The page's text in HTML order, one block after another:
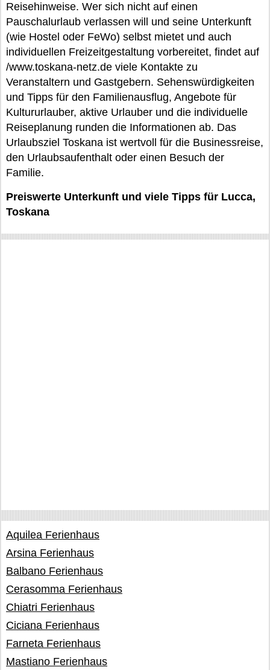
Reisehinweise. Wer sich nicht auf einen
Pauschalurlaub verlassen will und seine Unterkunft
(wie Hostel oder FeWo) selbst mietet und auch
individuellen Freizeitgestaltung vorbereitet, findet auf
/www.toskana-netz.de viele Kontakte zu
Veranstaltern und Gastgebern. Sehenswürdigkeiten
und Tipps für den Familienausflug, Angebote für
Kultururlauber, aktive Urlauber und die individuelle
Reiseplanung runden die Informationen ab. Das
Urlaubsziel Toskana ist wertvoll für die Businessreise,
den Urlaubsaufenthalt oder einen Besuch der
Familie.
Preiswerte Unterkunft und viele Tipps für Lucca,
Toskana
Aquilea Ferienhaus
Arsina Ferienhaus
Balbano Ferienhaus
Cerasomma Ferienhaus
Chiatri Ferienhaus
Ciciana Ferienhaus
Farneta Ferienhaus
Mastiano Ferienhaus